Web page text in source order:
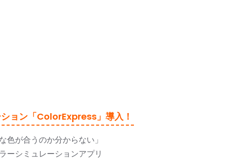
ョン「ColorExpress」導入！
色が合うのか分からない」
ーシミュレーションアプリ